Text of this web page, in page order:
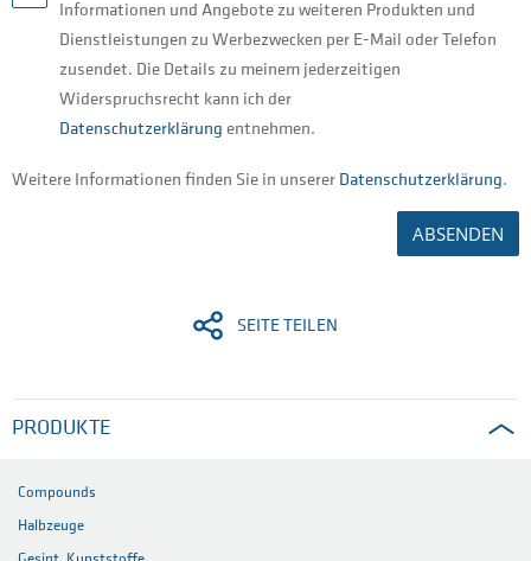
Informationen und Angebote zu weiteren Produkten und
Dienstleistungen zu Werbezwecken per E-Mail oder Telefon
zusendet. Die Details zu meinem jederzeitigen
Widerspruchsrecht kann ich der
Datenschutzerklärung entnehmen.
Weitere Informationen finden Sie in unserer Datenschutzerklärung.
ABSENDEN
SEITE TEILEN
PRODUKTE
Compounds
Halbzeuge